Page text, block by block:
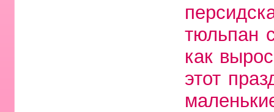
тюльпан
как
этот